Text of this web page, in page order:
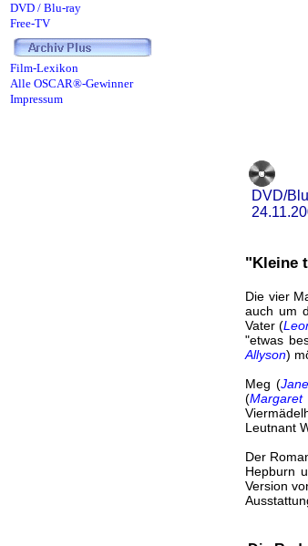
DVD/
"Kleine
Die vier
auch um
Vater (
"etwas
Allyson)
Meg (
(
Leutnant
Der
Hepburn
Version
DVD / Blu-ray
Free-TV
Film-Lexikon
Alle OSCAR®-Gewinner
Impressum